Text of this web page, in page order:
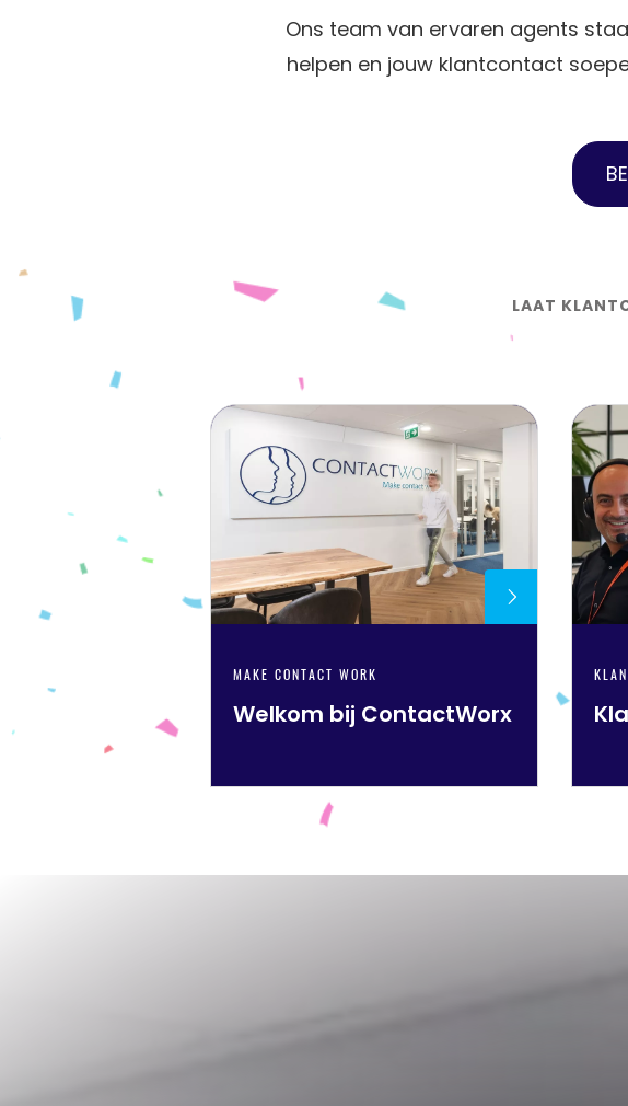
Ons team van ervaren agents
helpen en jouw klantcontact
LAAT
MAKE CONTACT WORK
Welkom bij ContactWorx